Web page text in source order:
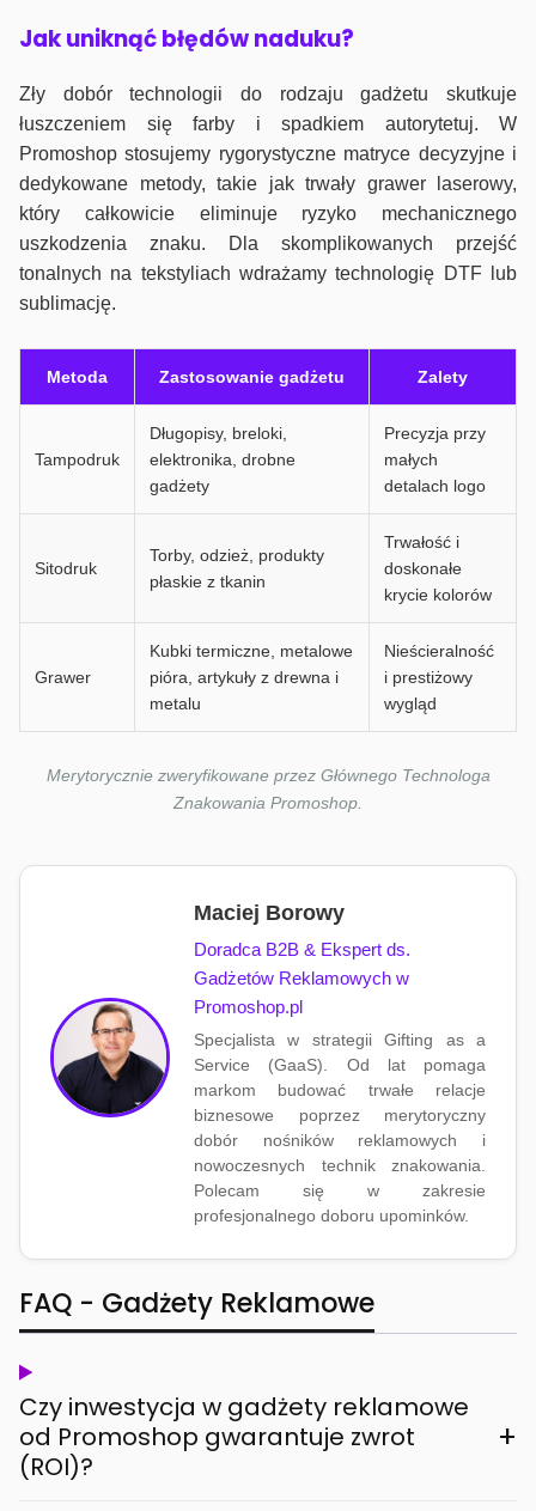
Jak uniknąć błędów naduku?
Zły dobór technologii do rodzaju gadżetu skutkuje
łuszczeniem się farby i spadkiem autorytetuj. W
Promoshop stosujemy rygorystyczne matryce decyzyjne i
dedykowane metody, takie jak trwały grawer laserowy,
który całkowicie eliminuje ryzyko mechanicznego
uszkodzenia znaku. Dla skomplikowanych przejść
tonalnych na tekstyliach wdrażamy technologię DTF lub
sublimację.
Metoda Zastosowanie gadżetu Zalety
Tampodruk
Długopisy, breloki,
elektronika, drobne
gadżety
Precyzja przy
małych
detalach logo
Sitodruk
Torby, odzież, produkty
płaskie z tkanin
Trwałość i
doskonałe
krycie kolorów
Grawer
Kubki termiczne, metalowe
pióra, artykuły z drewna i
metalu
Nieścieralność
i prestiżowy
wygląd
Merytorycznie zweryfikowane przez Głównego Technologa
Znakowania Promoshop.
Maciej Borowy
Doradca B2B & Ekspert ds.
Gadżetów Reklamowych w
Promoshop.pl
Specjalista w strategii Gifting as a
Service (GaaS). Od lat pomaga
markom budować trwałe relacje
biznesowe poprzez merytoryczny
dobór nośników reklamowych i
nowoczesnych technik znakowania.
Polecam się w zakresie
profesjonalnego doboru upominków.
FAQ - Gadżety Reklamowe
Czy inwestycja w gadżety reklamowe
od Promoshop gwarantuje zwrot
(ROI)?
+